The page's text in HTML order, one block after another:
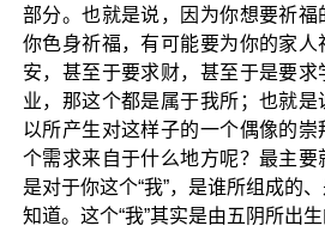
部分。也就是说，因为你想要祈福
你色身祈福，有可能要为你的家
安，甚至于要求财，甚至于是要
业，那这个都是属于我所；也就
以所产生对这样子的一个偶像的
个需求来自于什么地方呢？最主
是对于你这个“我”，是谁所组成的
知道。这个“我”其实是由五阴所出